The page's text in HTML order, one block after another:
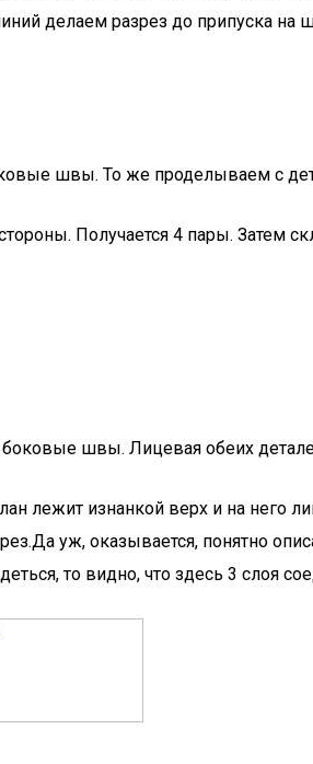
делаем разрез до припуска на
швы. То же проделываем с
Получается 4 пары. Затем
швы. Лицевая обеих
изнанкой верх и на него
уж, оказывается, понятно
то видно, что здесь 3 слоя